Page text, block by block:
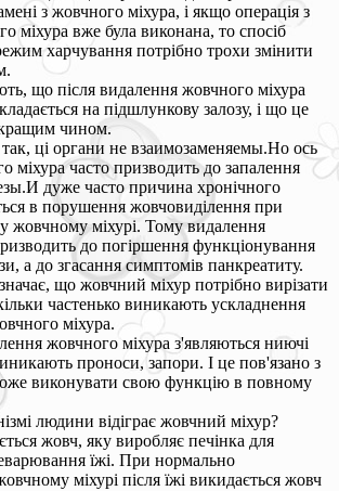
з жовчного міхура, і якщо операція з
міхура вже була виконана, то спосіб
харчування потрібно трохи змінити
що після видалення жовчного міхура
на підшлункову залозу, і що це
чином.
ці органи не взаимозаменяемы.Но ось
міхура часто призводить до запалення
дуже часто причина хронічного
в порушення жовчовиділення при
у жовчному міхурі. Тому видалення
до погіршення функціонування
а до згасання симптомів панкреатиту.
що жовчний міхур потрібно вирізати
частенько виникають ускладнення
міхура.
жовчного міхура з'являються ниючі
проноси, запори. І це пов'язано з
виконувати свою функцію в повному
людини відіграє жовчний міхур?
жовч, яку виробляє печінка для
їжі. При нормально
міхурі після їжі викидається жовч